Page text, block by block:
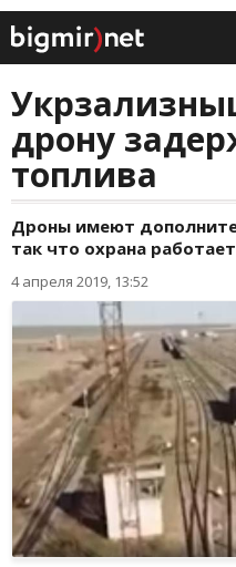
дрону
топлива
Дроны имеют
так что охрана
4 апреля 2019, 13:52